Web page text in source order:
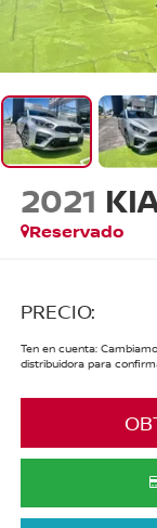
2021
Reservado
PRECIO:
Ten en cuenta:
distribuidora para